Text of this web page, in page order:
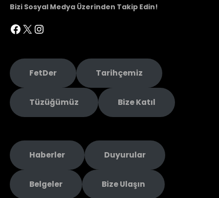
Bizi Sosyal Medya Üzerinden Takip Edin!
Facebook
X Instagram
FetDer Tarihçemiz
Tüzüğümüz Bize Katıl
Haberler Duyurular
Belgeler Bize Ulaşın